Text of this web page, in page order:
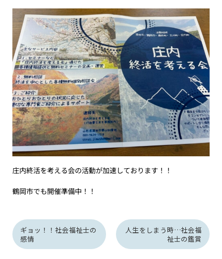
庄内終活を考える会の活動が加速しております！！
鶴岡市でも開催準備中！！
ギョッ！！社会福祉士の
感情
人生をしまう時…社会福
祉士の鑑賞